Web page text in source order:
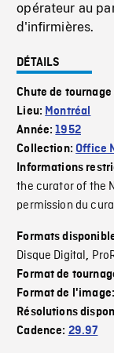
opérateur au
d'infirmières.
DÉTAILS
Chute de tournage
Lieu: Montréal
Année:1952
Collection:Office
Informations
the curator of the
permission du
Formats
Disque Digital,
Format de
Format de
Résolutions
Cadence: 29.97